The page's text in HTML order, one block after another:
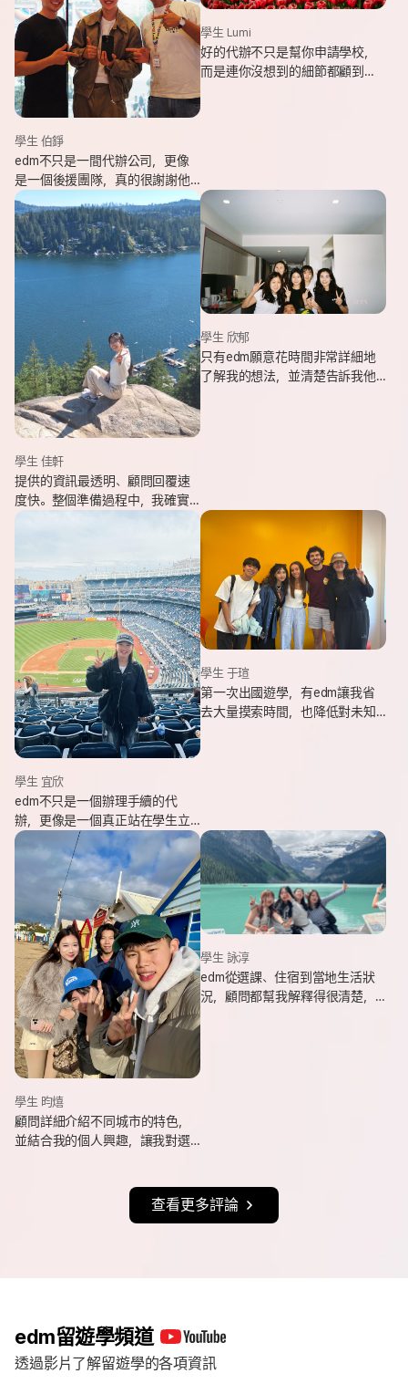
學生 伯錚
edm不只是一間代辦公司，更像
是一個後援團隊，真的很謝謝他
們的幫忙，讓我能安心出發，去
追逐我一直想完成的留遊學夢
想。
學生 Lumi
好的代辦不只是幫你申請學校，
而是連你沒想到的細節都顧到
學生 佳軒
提供的資訊最透明、顧問回覆速
度快。整個準備過程中，我確實
也感受到edm的用心與專業。抵
學生 欣郁
只有edm願意花時間非常詳細地
了解我的想法，並清楚告訴我他
學生 宜欣
edm不只是一個辦理手續的代
辦，更像是一個真正站在學生立
場、陪伴並支持你完成留遊學夢
想的夥伴。這也是我會想推薦
edm的原因。
學生 于瑄
第一次出國遊學，有edm讓我省
去大量摸索時間，也降低對未知
學生 昀熺
顧問詳細介紹不同城市的特色，
並結合我的個人興趣，讓我對選
學生 詠淳
edm從選課、住宿到當地生活狀
況，顧問都幫我解釋得很清楚，
查看更多評論
edm留遊學頻道
透過影片了解留遊學的各項資訊